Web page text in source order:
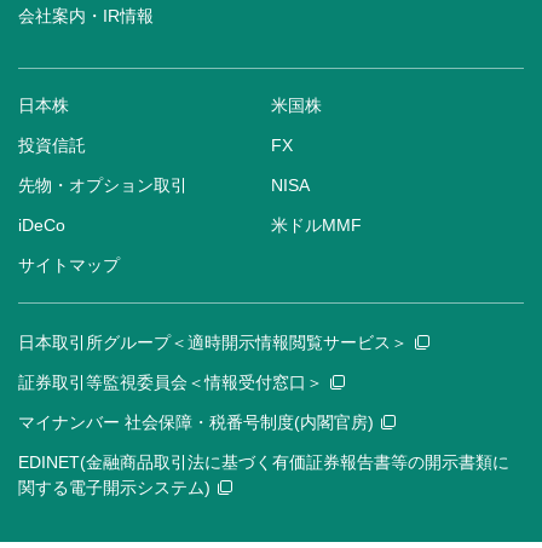
会社案内・IR情報
日本株 米国株
投資信託 FX
先物・オプション取引 NISA
iDeCo 米ドルMMF
サイトマップ
日本取引所グループ＜適時開示情報閲覧サービス＞
証券取引等監視委員会＜情報受付窓口＞
マイナンバー 社会保障・税番号制度(内閣官房)
EDINET(金融商品取引法に基づく有価証券報告書等の開示書類に
関する電子開示システム)